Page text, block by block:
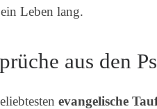
Leben lang.
aus den
evangelische